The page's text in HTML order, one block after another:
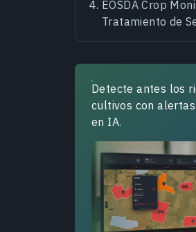
EOSDA Crop
Tratamiento de
Detecte antes los
cultivos con
en IA.